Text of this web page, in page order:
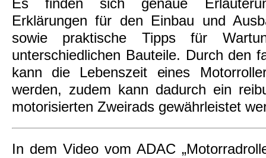
Es finden sich genaue
Erklärungen für den Einbau und
sowie praktische Tipps für
unterschiedlichen Bauteile. Durch den
kann die Lebenszeit eines
werden, zudem kann dadurch ein
motorisierten Zweirads gewährleistet
In dem Video vom ADAC